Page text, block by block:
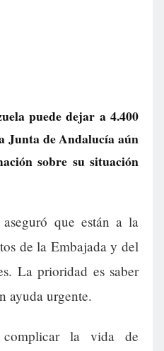
puede dejar a 4.400
Junta de Andalucía aún
sobre su situación
que están a la
de la Embajada y del
La prioridad es saber
ayuda urgente.
complicar la vida de